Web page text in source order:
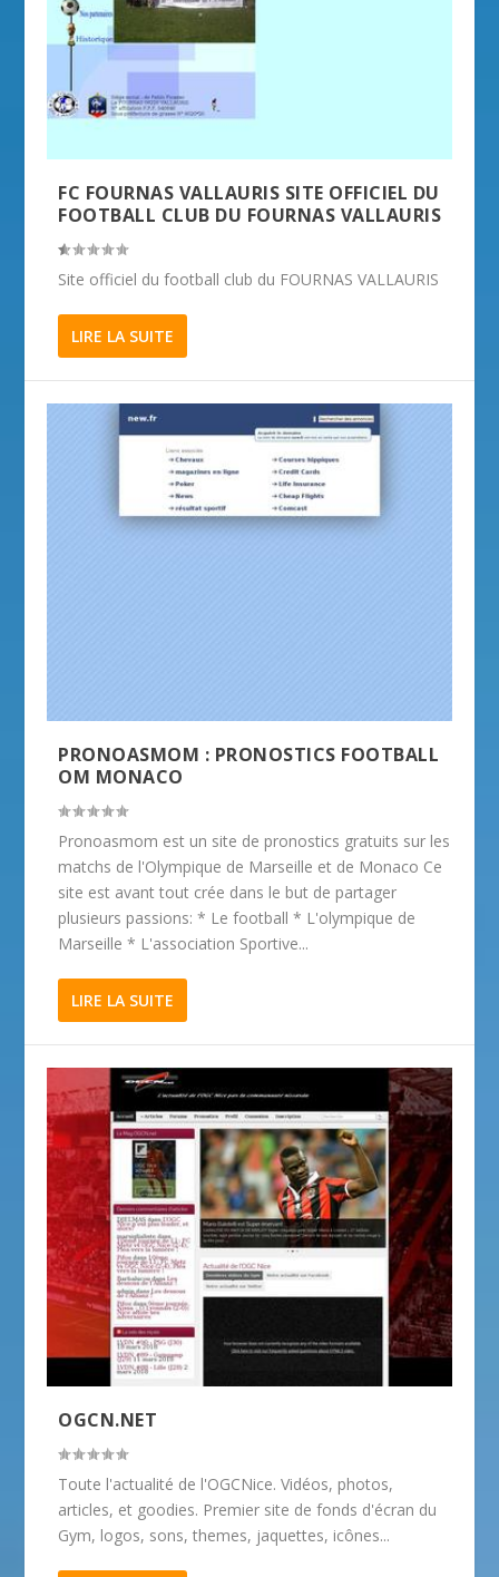
FC FOURNAS VALLAURIS SITE OFFICIEL DU
FOOTBALL CLUB DU FOURNAS VALLAURIS
Site officiel du football club du FOURNAS VALLAURIS
LIRE LA SUITE
PRONOASMOM : PRONOSTICS FOOTBALL
OM MONACO
Pronoasmom est un site de pronostics gratuits sur les
matchs de l'Olympique de Marseille et de Monaco Ce
site est avant tout crée dans le but de partager
plusieurs passions: * Le football * L'olympique de
Marseille * L'association Sportive...
LIRE LA SUITE
OGCN.NET
Toute l'actualité de l'OGCNice. Vidéos, photos,
articles, et goodies. Premier site de fonds d'écran du
Gym, logos, sons, themes, jaquettes, icônes...